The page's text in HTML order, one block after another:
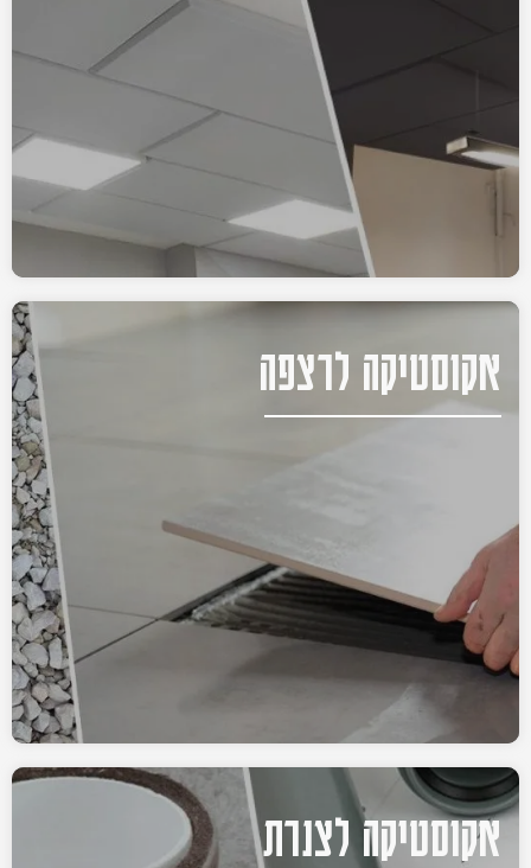
אקוסטיקה לרצפה
אקוסטיקה לצנרת